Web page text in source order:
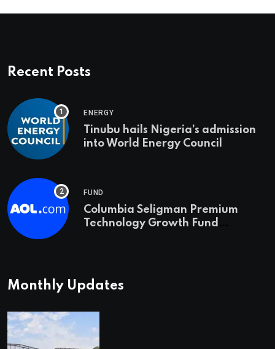
Recent Posts
ENERGY
Tinubu hails Nigeria’s admission
into World Energy Council
FUND
Columbia Seligman Premium
Technology Growth Fund
Monthly Updates